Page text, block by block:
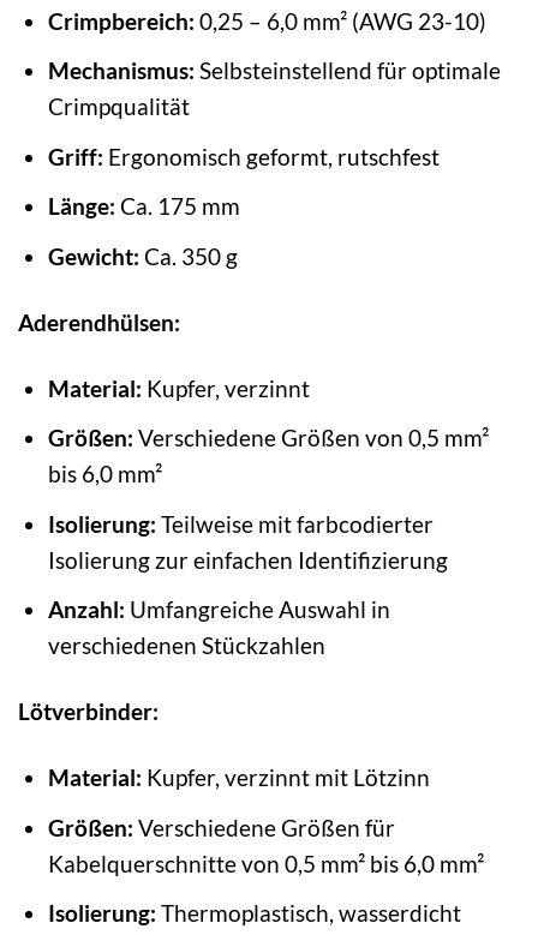
Crimpbereich: 0,25 – 6,0 mm² (AWG 23-10)
Mechanismus: Selbsteinstellend für optimale
Crimpqualität
Griff: Ergonomisch geformt, rutschfest
Länge: Ca. 175 mm
Gewicht: Ca. 350 g
Aderendhülsen:
Material: Kupfer, verzinnt
Größen: Verschiedene Größen von 0,5 mm²
bis 6,0 mm²
Isolierung: Teilweise mit farbcodierter
Isolierung zur einfachen Identifizierung
Anzahl: Umfangreiche Auswahl in
verschiedenen Stückzahlen
Lötverbinder:
Material: Kupfer, verzinnt mit Lötzinn
Größen: Verschiedene Größen für
Kabelquerschnitte von 0,5 mm² bis 6,0 mm²
Isolierung: Thermoplastisch, wasserdicht